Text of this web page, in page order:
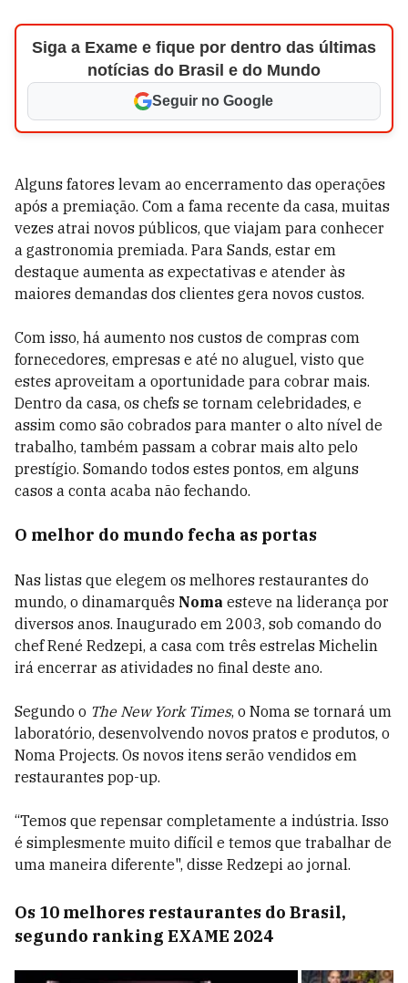
Siga a Exame e fique por dentro das últimas
notícias do Brasil e do Mundo
Seguir no Google
Alguns fatores levam ao encerramento das operações
após a premiação. Com a fama recente da casa, muitas
vezes atrai novos públicos, que viajam para conhecer
a gastronomia premiada. Para Sands, estar em
destaque aumenta as expectativas e atender às
maiores demandas dos clientes gera novos custos.
Com isso, há aumento nos custos de compras com
fornecedores, empresas e até no aluguel, visto que
estes aproveitam a oportunidade para cobrar mais.
Dentro da casa, os chefs se tornam celebridades, e
assim como são cobrados para manter o alto nível de
trabalho, também passam a cobrar mais alto pelo
prestígio. Somando todos estes pontos, em alguns
casos a conta acaba não fechando.
O melhor do mundo fecha as portas
Nas listas que elegem os melhores restaurantes do
mundo, o dinamarquês Noma esteve na liderança por
diversos anos. Inaugurado em 2003, sob comando do
chef René Redzepi, a casa com três estrelas Michelin
irá encerrar as atividades no final deste ano.
Segundo o The New York Times, o Noma se tornará um
laboratório, desenvolvendo novos pratos e produtos, o
Noma Projects. Os novos itens serão vendidos em
restaurantes pop-up.
“Temos que repensar completamente a indústria. Isso
é simplesmente muito difícil e temos que trabalhar de
uma maneira diferente", disse Redzepi ao jornal.
Os 10 melhores restaurantes do Brasil,
segundo ranking EXAME 2024